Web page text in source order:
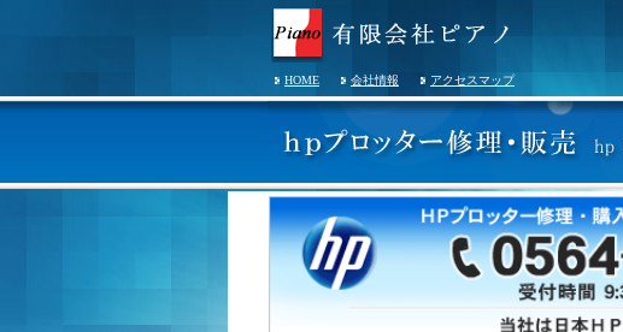
HOME 会社情報 アクセスマップ